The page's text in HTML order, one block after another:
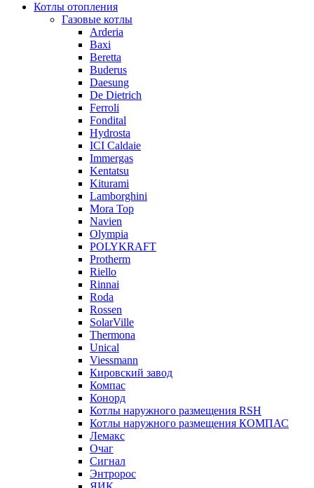
Котлы отопления
Газовые котлы
Arderia
Baxi
Beretta
Buderus
Daesung
De Dietrich
Ferroli
Fondital
Hydrosta
ICI Caldaie
Immergas
Kentatsu
Kiturami
Lamborghini
Mora Top
Navien
Olympia
POLYKRAFT
Protherm
Riello
Rinnai
Roda
Rossen
SolarVille
Thermona
Unical
Viessmann
Кировский завод
Компас
Конорд
Котлы наружного размещения RSH
Котлы наружного размещения КОМПАС
Лемакс
Очаг
Сигнал
Энтророс